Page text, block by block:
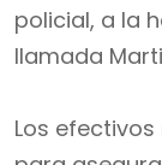
policial, a la
llamada
Los